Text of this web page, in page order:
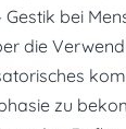
bei
die
zu